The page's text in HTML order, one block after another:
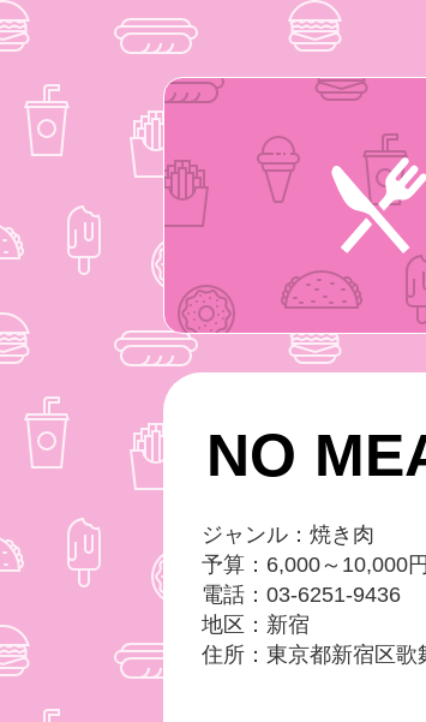
NO
ジャンル：焼き肉
予算：6,000～
電話：03-6251-9436
地区：新宿
住所：東京都新宿区